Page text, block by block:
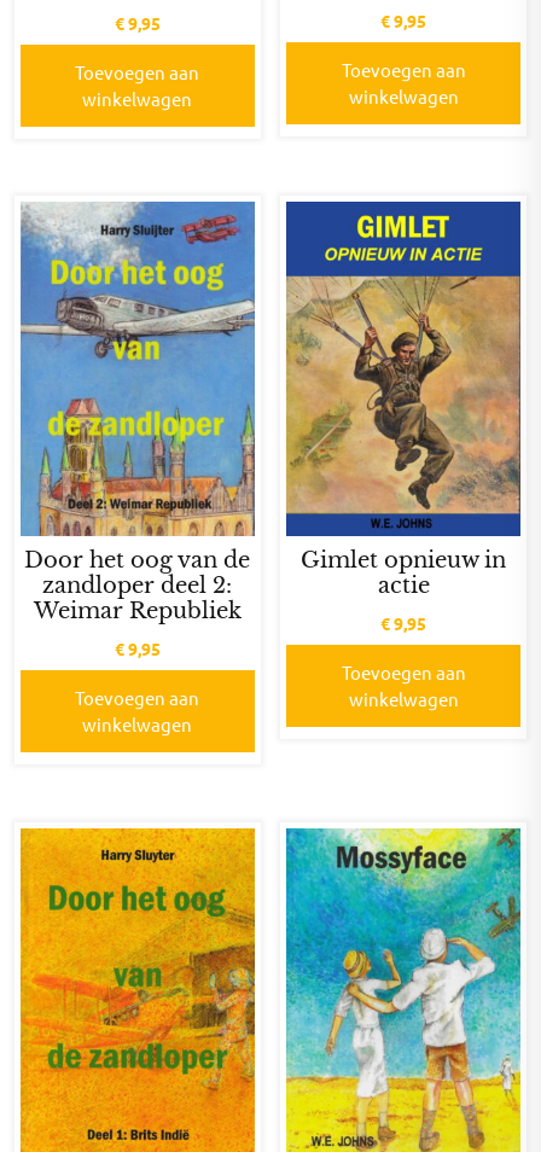
€9,95
Toevoegen aan
winkelwagen
€9,95
Toevoegen aan
winkelwagen
Door het oog van de
zandloper deel 2:
Weimar Republiek
€9,95
Toevoegen aan
winkelwagen
Gimlet opnieuw in
actie
€9,95
Toevoegen aan
winkelwagen